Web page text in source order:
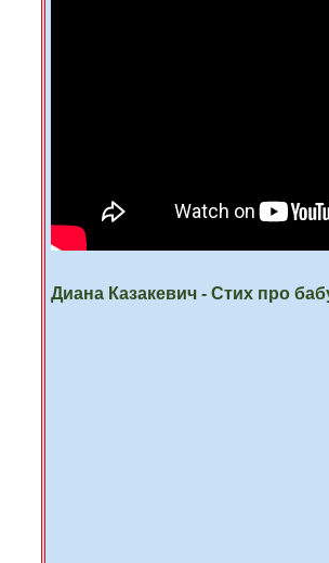
Диана Казакевич - Стих про